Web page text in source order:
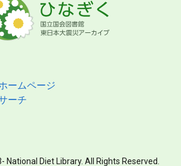
ームページ
ーチ
National Diet Library. All Rights Reserved.